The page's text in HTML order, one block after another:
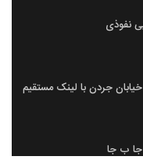
نفوذی
خیابان جردن با لینک مستقیم
جا ب جا